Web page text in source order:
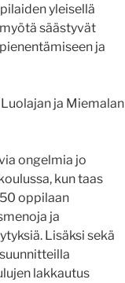
yleisellä
säästyvät
ja
ja Miemalan
ongelmia jo
kun taas
oppilaan
ja
Lisäksi sekä
lakkautus